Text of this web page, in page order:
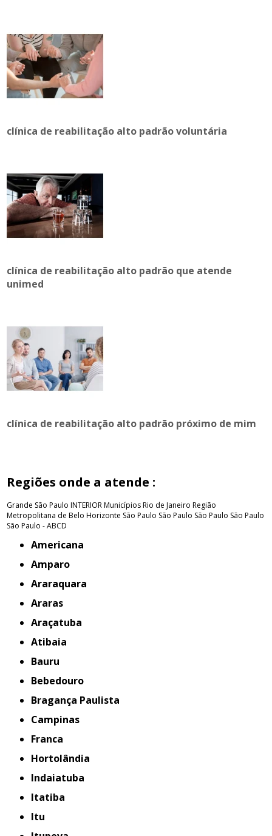
clínica de reabilitação alto padrão voluntária
clínica de reabilitação alto padrão que atende
unimed
clínica de reabilitação alto padrão próximo de mim
Regiões onde a atende :
Grande São Paulo INTERIORMunicípios Rio de Janeiro Região
Metropolitana de Belo Horizonte São Paulo São Paulo São Paulo São Paulo
São Paulo - ABCD
Americana
Amparo
Araraquara
Araras
Araçatuba
Atibaia
Bauru
Bebedouro
Bragança Paulista
Campinas
Franca
Hortolândia
Indaiatuba
Itatiba
Itu